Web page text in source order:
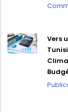
Vers